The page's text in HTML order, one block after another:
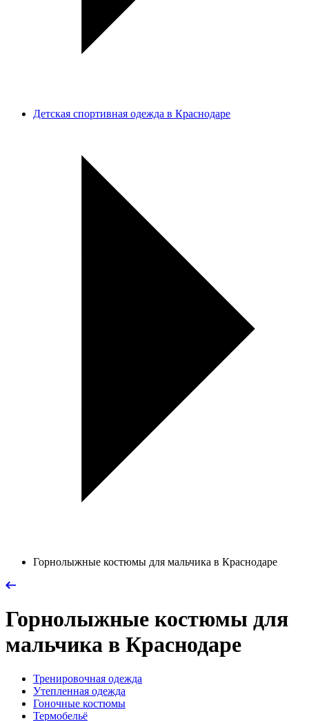
Детская спортивная одежда в Краснодаре
Горнолыжные костюмы для мальчика в Краснодаре
Горнолыжные костюмы для
мальчика в Краснодаре
Тренировочная одежда
Утепленная одежда
Гоночные костюмы
Термобельё